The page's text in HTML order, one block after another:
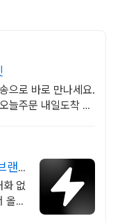
으로 바로 만나세요.
늘주문 내일도착 로
랜
화 없
올라